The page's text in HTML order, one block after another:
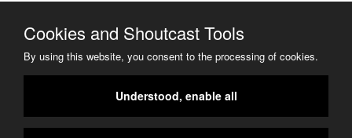
CHANGELOG COOKIES
COPYRIGHT ©2014 - 2023
Cookies and Shoutcast Tools
By using this website, you consent to the processing of cookies.
Understood, enable all